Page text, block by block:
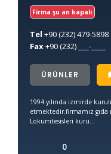
Firma şu an kapalı
Tel +90(232) 479-5898
Fax+90(232) ___-____
ÜRÜNLER
1994 yılında izmirde
etmektedir.firmamız
Lokumtesisleri kuru...
0